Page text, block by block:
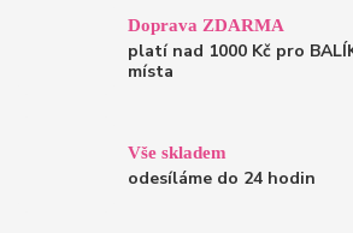
Doprava ZDARMA
platí nad 1000 Kč pro
místa
Vše skladem
odesíláme do 24 hodin